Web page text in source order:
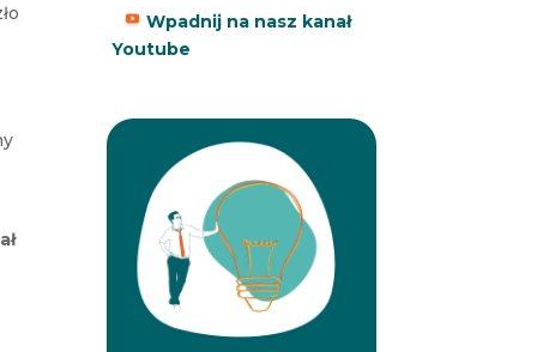
Wpadnij na nasz kanał
Youtube